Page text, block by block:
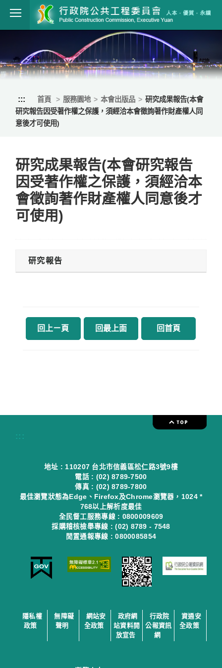
跳到主要內容
行政院公共工
::: 首頁 服務園地 本會出版品
研究成果報告(本會
研究報告因受著作權之保護，須經洽本會徵詢著作財產權人同
意後才可使用)
研究成果報告(本會研究報告
因受著作權之保護，須經洽本
會徵詢著作財產權人同意後才
可使用)
研究報告
回上ㄧ頁 回最上面 回首頁
:::
地址 : 110207 台北市信義區松仁路3號9樓
電話 : (02) 8789-7500
傳真 : (02) 8789-7800
最佳瀏覽狀態為Edge、Firefox及Chrome瀏覽器，1024 *
768以上解析度最佳
全民督工服務專線 : 0800009609
採購稽核檢舉專線 : (02) 8789 - 7548
閒置通報專線 : 0800085854
隱私權
政策
無障礙
聲明
網站安
全政策
政府網
站資料開
放宣告
行政院
公報資訊
網
資通安
全政策